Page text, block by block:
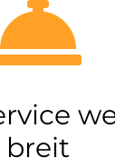
breit